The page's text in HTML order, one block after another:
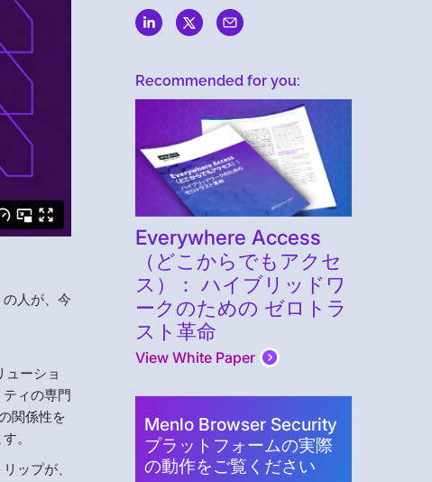
人が、今
ューショ
ィの専門
関係性を
。
ップが、
Recommended for you:
Everywhere Access
（どこからでもアクセ
ス）： ハイブリッドワ
ークのための ゼロトラ
スト革命
View White Paper
Menlo Browser Security
プラットフォームの実際
の動作をご覧ください